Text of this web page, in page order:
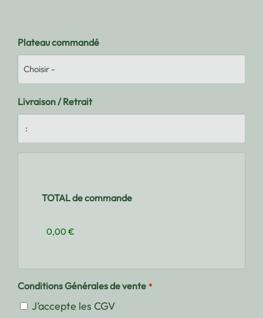
Plateau commandé
Livraison / Retrait
TOTAL de commande
Conditions Générales de vente *
J’accepte les CGV